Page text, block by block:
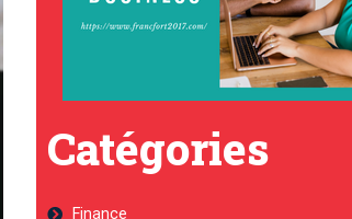
Catégories
Finance